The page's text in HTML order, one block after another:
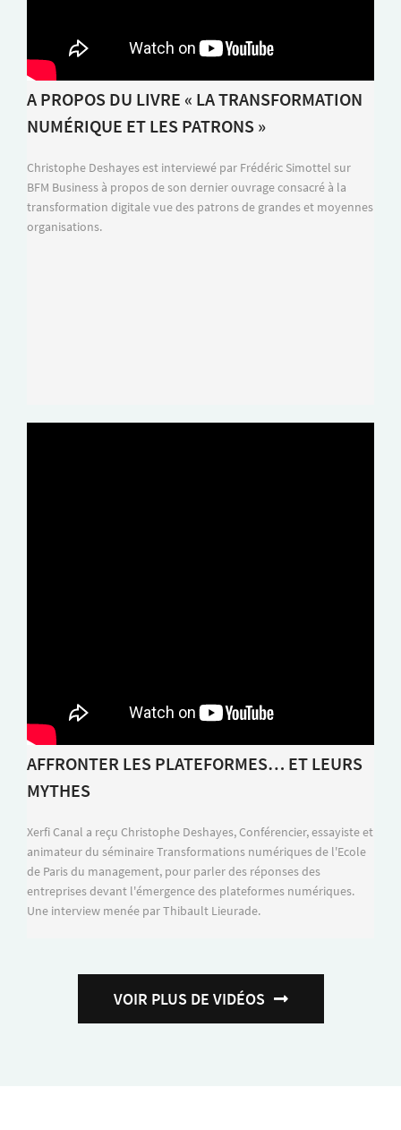
A PROPOS DU LIVRE « LA TRANSFORMATION
NUMÉRIQUE ET LES PATRONS »
Christophe Deshayes est interviewé par Frédéric Simottel sur
BFM Business à propos de son dernier ouvrage consacré à la
transformation digitale vue des patrons de grandes et moyennes
organisations.
AFFRONTER LES PLATEFORMES… ET LEURS
MYTHES
Xerfi Canal a reçu Christophe Deshayes, Conférencier, essayiste et
animateur du séminaire Transformations numériques de l'Ecole
de Paris du management, pour parler des réponses des
entreprises devant l'émergence des plateformes numériques.
Une interview menée par Thibault Lieurade.
VOIR PLUS DE VIDÉOS